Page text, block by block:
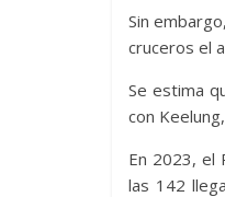
Sin
cruceros el
Se estima
con
En 2023, el
las 142